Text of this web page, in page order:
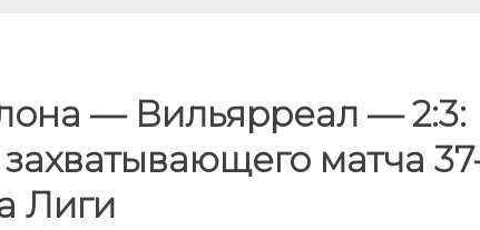
— Вильярреал — 2:3:
матча
Лиги